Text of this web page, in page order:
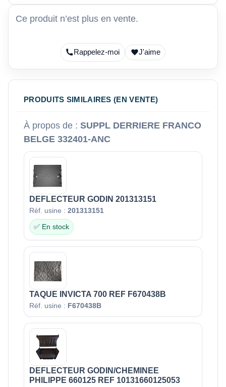
Ce produit n’est plus en vente.
Rappelez-moi J'aime
PRODUITS SIMILAIRES (EN VENTE)
À propos de : SUPPL DERRIERE FRANCO
BELGE 332401-ANC
DEFLECTEUR GODIN 201313151
Réf. usine : 201313151
✅ En stock
TAQUE INVICTA 700 REF F670438B
Réf. usine : F670438B
DEFLECTEUR GODIN/CHEMINEE
PHILIPPE 660125 REF 10131660125053